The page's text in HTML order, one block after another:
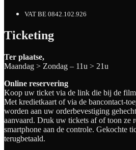
VAT BE 0842.102.926
Ticketing
Ter plaatse,
Maandag > Zondag – 11u > 21u
Online reservering
Koop uw ticket via de link die bij de
Met kredietkaart of via de bancontact-
worden aan uw orderbevestiging
aanvaard. Druk uw tickets af of toon ze
smartphone aan de controle. Gekochte
terugbetaald.